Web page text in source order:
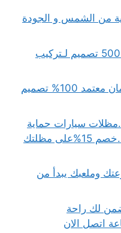
من الشمس و الجودة
تركيب مظلات الرياض..أكثرمن 500 تصميم لـتركيب
مظلات شد انشائي الرياض..ضمان معتمد 100% تصميم
سيارات حماية
مثالية 100%من أشعة الشمس..خصم 15%على مظلتك
وملعبك يبدأ من
لك راحة